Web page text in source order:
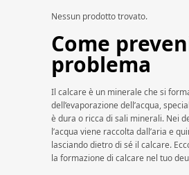
Nessun prodotto trovato.
Come
problema
Il calcare è un minerale che si
dell’evaporazione dell’acqua,
è dura o ricca di sali minerali. Nei
l’acqua viene raccolta dall’aria e
lasciando dietro di sé il calcare.
la formazione di calcare nel tuo